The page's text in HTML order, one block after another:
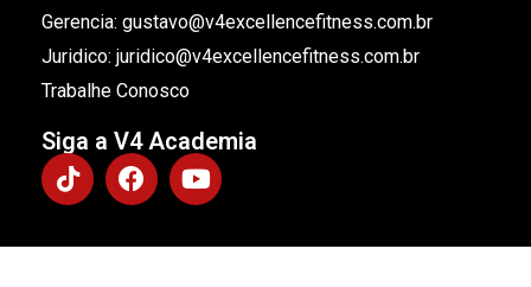
Gerencia: gustavo@v4excellencefitness.com.br
Juridico: juridico@v4excellencefitness.com.br
Trabalhe Conosco
Siga a V4 Academia